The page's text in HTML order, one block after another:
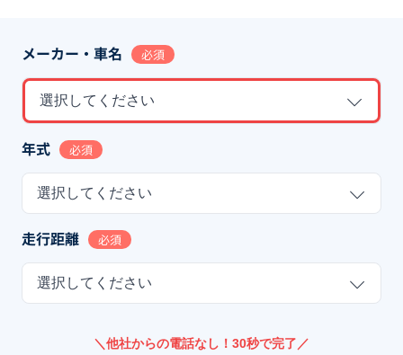
メーカー・車名 必須
選択してください
年式 必須
選択してください
走行距離 必須
選択してください
＼他社からの電話なし！30秒で完了／